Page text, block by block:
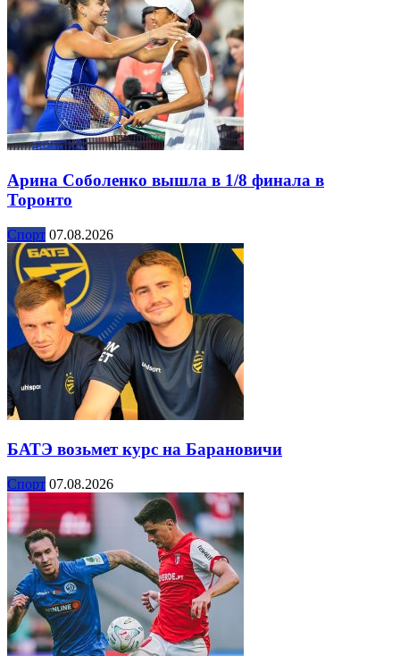
Арина Соболенко вышла в 1/8 финала в
Торонто
Спорт 07.08.2026
БАТЭ возьмет курс на Барановичи
Спорт 07.08.2026